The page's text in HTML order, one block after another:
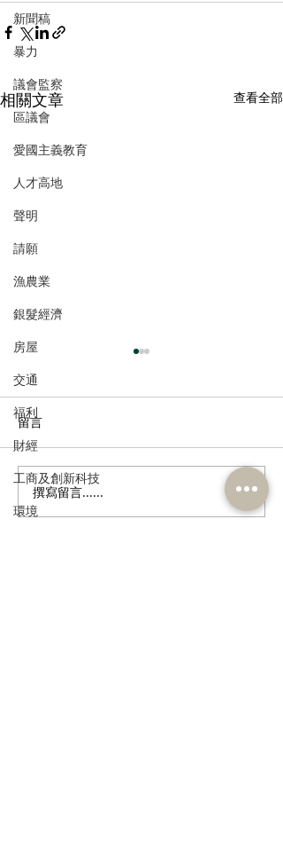
新聞稿
暴力
議會監察
區議會
愛國主義教育
人才高地
聲明
請願
漁農業
銀髮經濟
房屋
交通
福利
財經
工商及創新科技
環境
相關文章 查看全部
郭芙蓉聯同葵青區防火委
員會到訪消防處 了解打擊
留言
撰寫留言......